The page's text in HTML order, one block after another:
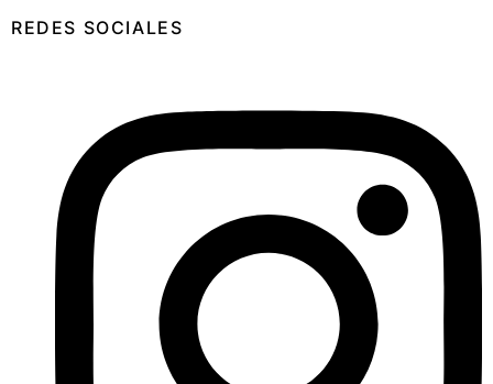
REDES SOCIALES